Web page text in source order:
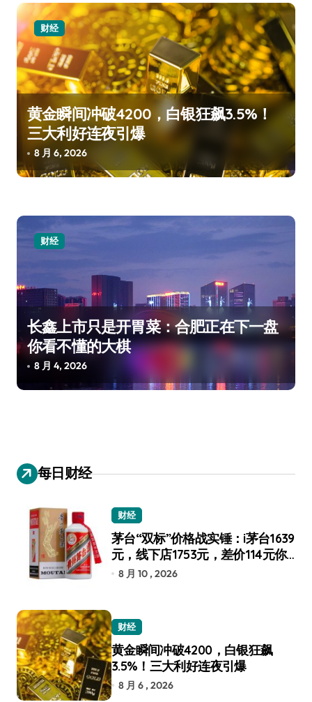
财经
黄金瞬间冲破4200，白银狂飙3.5%！
三大利好连夜引爆
8 月 6, 2026
财经
长鑫上市只是开胃菜：合肥正在下一盘
你看不懂的大棋
8 月 4, 2026
每日财经
财经
茅台“双标”价格战实锤：i茅台1639
元，线下店1753元，差价114元你
选谁？
8 月 10 , 2026
财经
黄金瞬间冲破4200，白银狂飙
3.5%！三大利好连夜引爆
8 月 6 , 2026